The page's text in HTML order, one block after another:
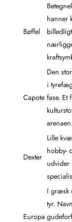
Bøffel
hanner
Capote
Den
i
fase. Et
arenaen.
Dexter
Lille
hobby-
udvider
Europa
I græsk
tyr.